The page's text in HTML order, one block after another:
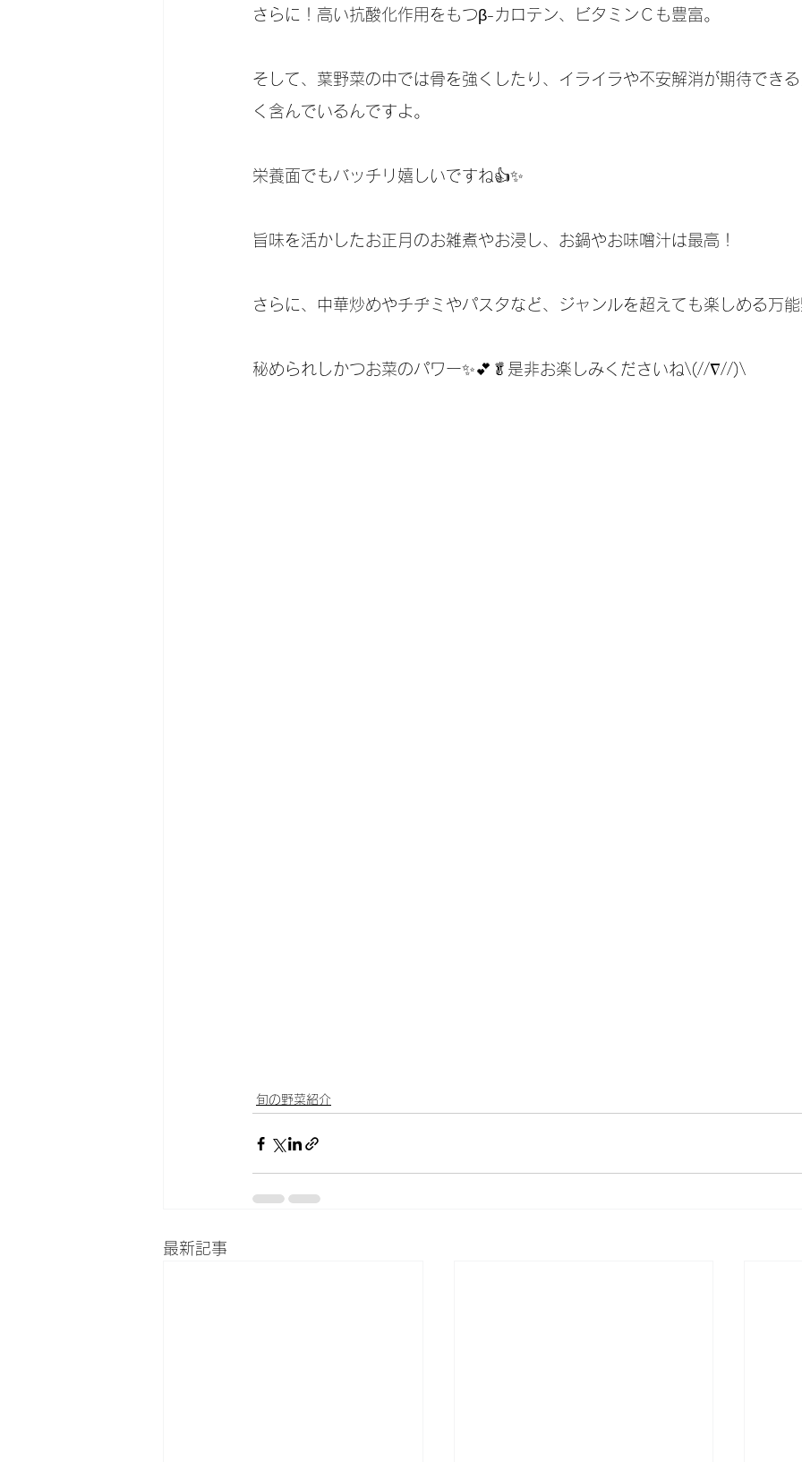
さらに！高い抗酸化作用をもつβ-カロテン、ビタミンＣも豊富。
そして、葉野菜の中では骨を強くしたり、イライラや不安解消が期待でき
く含んでいるんですよ。
栄養面でもバッチリ嬉しいですね👍✨
旨味を活かしたお正月のお雑煮やお浸し、お鍋やお味噌汁は最高！
さらに、中華炒めやチヂミやパスタなど、ジャンルを超えても楽しめる万
秘められしかつお菜のパワー✨💕🥬是非お楽しみくださいね\(//∇//)\
旬の野菜紹介
最新記事